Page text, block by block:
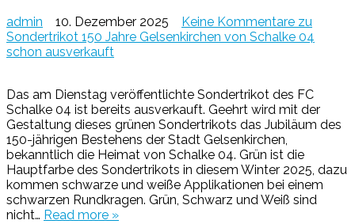
admin 10. Dezember 2025 Keine Kommentare zu
Sondertrikot 150 Jahre Gelsenkirchen von Schalke 04
schon ausverkauft
Das am Dienstag veröffentlichte Sondertrikot des FC
Schalke 04 ist bereits ausverkauft. Geehrt wird mit der
Gestaltung dieses grünen Sondertrikots das Jubiläum des
150-jährigen Bestehens der Stadt Gelsenkirchen,
bekanntlich die Heimat von Schalke 04. Grün ist die
Hauptfarbe des Sondertrikots in diesem Winter 2025, dazu
kommen schwarze und weiße Applikationen bei einem
schwarzen Rundkragen. Grün, Schwarz und Weiß sind
nicht… Read more »